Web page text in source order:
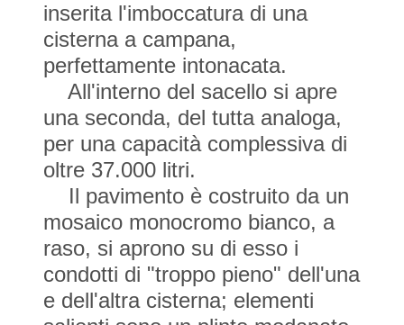
inserita l'imboccatura di una
cisterna a campana,
perfettamente intonacata.
All'interno del sacello si apre
una seconda, del tutta analoga,
per una capacità complessiva di
oltre 37.000 litri.
Il pavimento è costruito da un
mosaico monocromo bianco, a
raso, si aprono su di esso i
condotti di "troppo pieno" dell'una
e dell'altra cisterna; elementi